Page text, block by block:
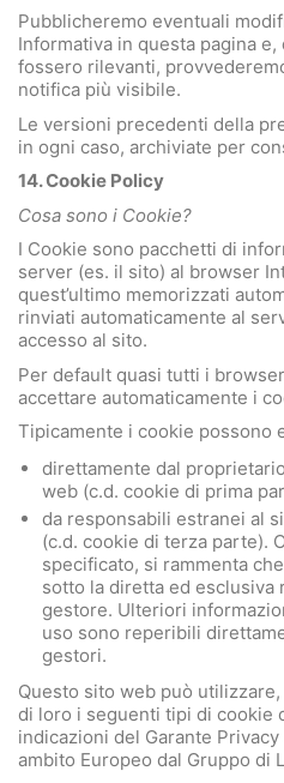
Pubblicheremo eventuali
Informativa in questa pagina
fossero rilevanti,
notifica più visibile.
Le versioni precedenti della
in ogni caso, archiviate per
14. Cookie Policy
Cosa sono i Cookie?
I Cookie sono pacchetti di
server (es. il sito) al browser
quest’ultimo memorizzati
rinviati automaticamente al
accesso al sito.
Per default quasi tutti i
accettare automaticamente i
Tipicamente i cookie possono
direttamente dal
web (c.d. cookie di prima
da responsabili estranei al
(c.d. cookie di terza parte).
specificato, si rammenta
sotto la diretta ed
gestore. Ulteriori
uso sono reperibili
gestori.
Questo sito web può
di loro i seguenti tipi di cookie
indicazioni del Garante
ambito Europeo dal Gruppo di